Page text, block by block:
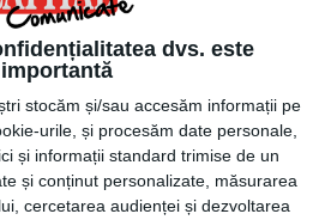
dvs. este
importantă
stocăm și/sau accesăm informații pe
urile, și procesăm date personale,
și informații standard trimise de un
și conținut personalizate, măsurarea
cercetarea audienței și dezvoltarea
te
ta parteneră de întâlnire la telefon
destul de repede într-o direcție
te că totul va merge conform
la prima întâlnire, mai ales dacă